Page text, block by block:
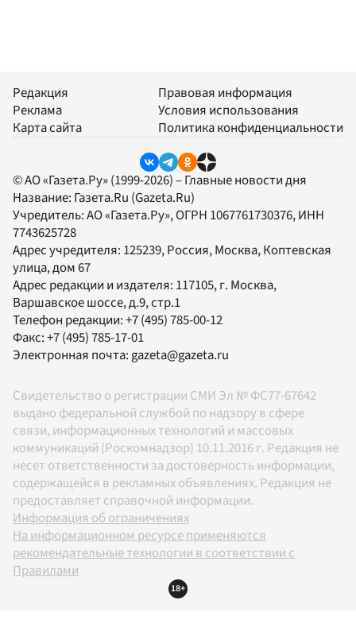
Редакция
Реклама
Карта сайта
Правовая информация
Условия использования
Политика конфиденциальности
© АО «Газета.Ру» (1999-2026) – Главные новости дня
Название: Газета.Ru (Gazeta.Ru)
Учредитель:АО «Газета.Ру», ОГРН 1067761730376, ИНН
7743625728
Адрес учредителя: 125239, Россия, Москва, Коптевская
улица, дом 67
Адрес редакции и издателя: 117105, г. Москва,
Варшавское шоссе, д.9, стр.1
Телефон редакции:+7 (495) 785-00-12
Факс:+7 (495) 785-17-01
Электронная почта:gazeta@gazeta.ru
Свидетельство о регистрации СМИ Эл № ФС77-67642
выдано федеральной службой по надзору в сфере
связи, информационных технологий и массовых
коммуникаций (Роскомнадзор) 10.11.2016 г. Редакция не
несет ответственности за достоверность информации,
содержащейся в рекламных объявлениях. Редакция не
предоставляет справочной информации.
Информация об ограничениях
На информационном ресурсе применяются
рекомендательные технологии в соответствии с
Правилами
18+